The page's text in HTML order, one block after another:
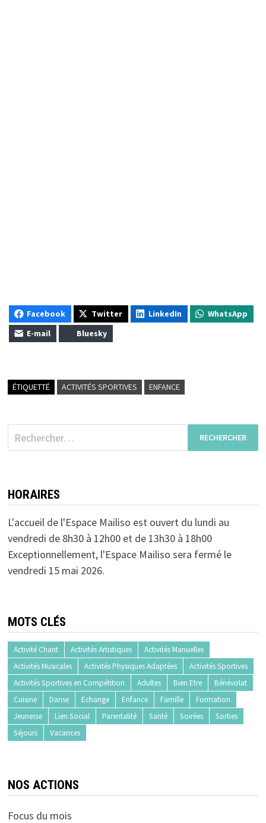
Facebook Twitter LinkedIn
WhatsApp
E-mail
Bluesky
ÉTIQUETTÉ ACTIVITÉS SPORTIVES ENFANCE
Rechercher :
HORAIRES
L'accueil de l'Espace Mailiso est ouvert du lundi au
vendredi de 8h30 à 12h00 et de 13h30 à 18h00
Exceptionnellement, l'Espace Mailiso sera fermé le
vendredi 15 mai 2026.
MOTS CLÉS
Activité Chant Activités Artistiques
Activités Manuelles
Activités Musicales
Activités Physiques Adaptées
Activités Sportives
Activités Sportives en Compétition
Adultes Bien Etre
Bénévolat
Cuisine
Danse Echange Enfance Famille
Formation
Jeunesse
Lien Social Parentalité Santé Soirées
Sorties
Séjours
Vacances
NOS ACTIONS
Focus du mois